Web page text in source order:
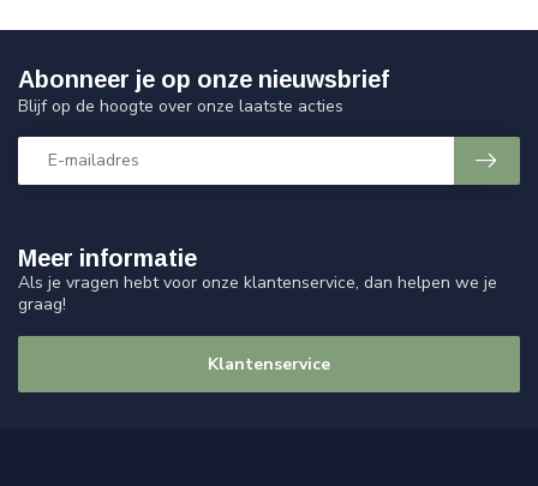
Meer informatie
Als je vragen hebt voor onze klantenservice, dan helpen we je
graag!
Klantenservice
Abonneer je op onze nieuwsbrief
Blijf op de hoogte over onze laatste acties